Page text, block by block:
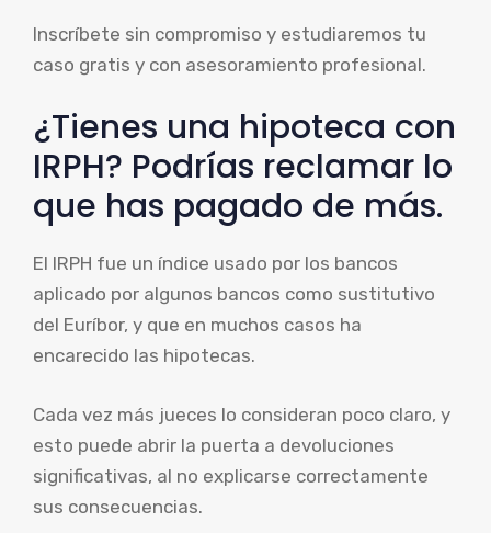
Inscríbete sin compromiso y estudiaremos tu
caso gratis y con asesoramiento profesional.
¿Tienes una hipoteca con
IRPH? Podrías reclamar lo
que has pagado de más.
El IRPH fue un índice usado por los bancos
aplicado por algunos bancos como sustitutivo
del Euríbor, y que en muchos casos ha
encarecido las hipotecas.
Cada vez más jueces lo consideran poco claro, y
esto puede abrir la puerta a devoluciones
significativas, al no explicarse correctamente
sus consecuencias.